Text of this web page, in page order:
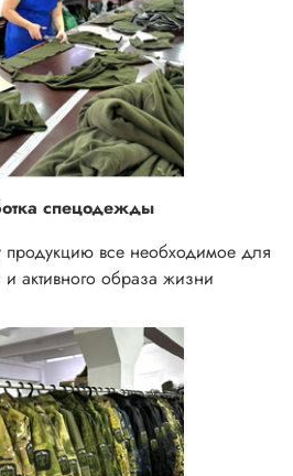
спецодежды
все необходимое для
активного образа жизни